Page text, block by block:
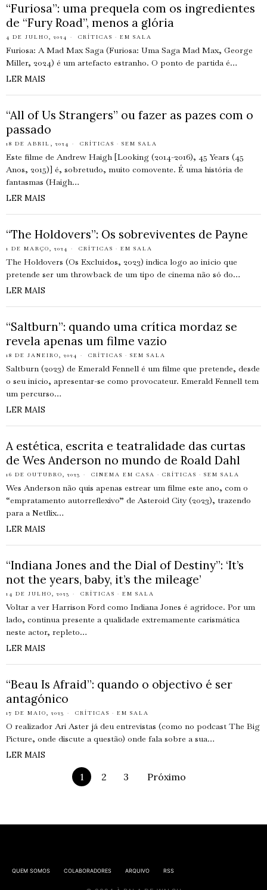
“Furiosa”: uma prequela com os ingredientes
de “Fury Road”, menos a glória
4 DE JULHO, 2024 CRÍTICAS · EM SALA
Furiosa: A Mad Max Saga (Furiosa: Uma Saga Mad Max, George
Miller, 2024) é um artefacto estranho. O ponto de partida é…
LER MAIS
“All of Us Strangers” ou fazer as pazes com o
passado
18 DE ABRIL, 2024 CRÍTICAS · SEM SALA
Este filme de Andrew Haigh [Looking (2014-2016), 45 Years (45
Anos, 2015)] é, sobretudo, muito comovente. É uma história de
fantasmas (Haigh…
LER MAIS
“The Holdovers”: Os sobreviventes de Payne
1 DE MARÇO, 2024 CRÍTICAS · EM SALA
The Holdovers (Os Excluídos, 2023) indica logo ao início que
pretende ser um throwback de um tipo de cinema não só do…
LER MAIS
“Saltburn”: quando uma crítica mordaz se
revela apenas um filme vazio
18 DE JANEIRO, 2024 CRÍTICAS · SEM SALA
Saltburn (2023) de Emerald Fennell é um filme que pretende, desde
o seu início, apresentar-se como provocateur. Emerald Fennell tem
um percurso…
LER MAIS
A estética, escrita e teatralidade das curtas
de Wes Anderson no mundo de Roald Dahl
16 DE OUTUBRO, 2023 CINEMA EM CASA · CRÍTICAS · SEM SALA
Wes Anderson não quis apenas estrear um filme este ano, com o
“empratamento autorreflexivo” de Asteroid City (2023), trazendo
para a Netflix…
LER MAIS
“Indiana Jones and the Dial of Destiny”: ‘It’s
not the years, baby, it’s the mileage’
14 DE JULHO, 2023 CRÍTICAS · EM SALA
Voltar a ver Harrison Ford como Indiana Jones é agridoce. Por um
lado, continua presente a qualidade extremamente carismática
neste actor, repleto…
LER MAIS
“Beau Is Afraid”: quando o objectivo é ser
antagónico
17 DE MAIO, 2023 CRÍTICAS · EM SALA
O realizador Ari Aster já deu entrevistas (como no podcast The Big
Picture, onde discute a questão) onde fala sobre a sua…
LER MAIS
1 2 3 Próximo
QUEM SOMOS COLABORADORES ARQUIVO RSS